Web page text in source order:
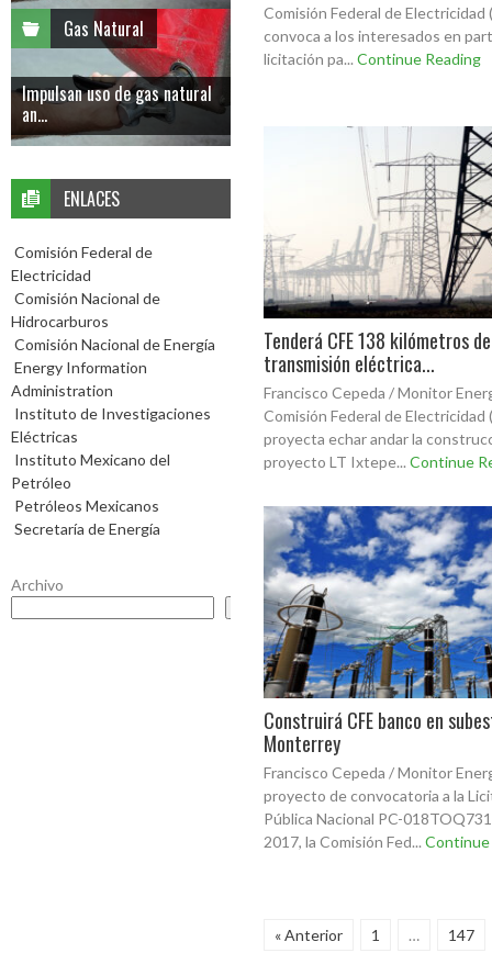
Comisión Federal de Electricidad
convoca a los interesados en
licitación pa... Continue Reading
Tenderá CFE 138 kilómetros
transmisión eléctrica...
Francisco Cepeda / Monitor
Comisión Federal de Electricidad
proyecta echar andar la
proyecto LT Ixtepe... Continue
Construirá CFE banco en
Monterrey
Francisco Cepeda / Monitor
proyecto de convocatoria a la
Pública Nacional PC-
2017, la Comisión Fed... Continue
« Anterior 1 … 147
Gas Natural
Impulsan uso de gas natural
an...
ENLACES
Comisión Federal de
Electricidad
Comisión Nacional de
Hidrocarburos
Comisión Nacional de Energía
Energy Information
Administration
Instituto de Investigaciones
Eléctricas
Instituto Mexicano del
Petróleo
Petróleos Mexicanos
Secretaría de Energía
Archivo
Buscar